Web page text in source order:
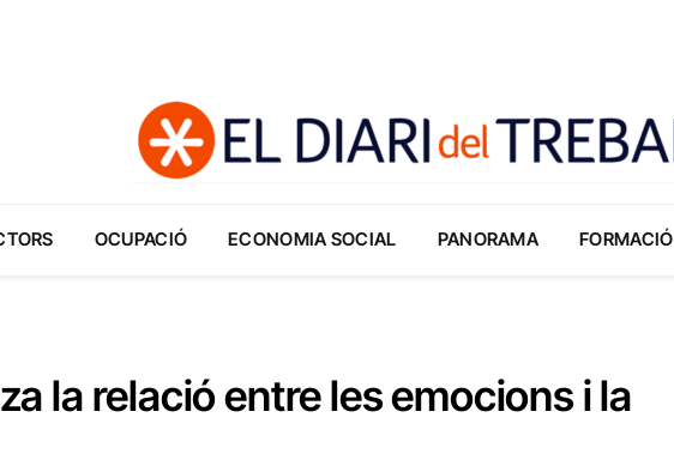
OCUPACIÓ ECONOMIA SOCIAL PANORAMA FORMACIÓ
la relació entre les emocions i la